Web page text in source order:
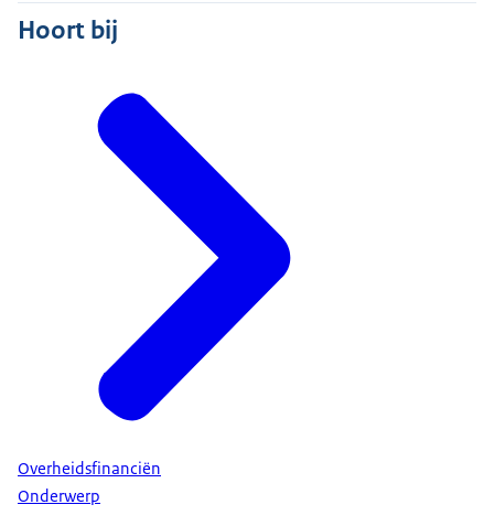
Hoort bij
Overheidsfinanciën
Onderwerp